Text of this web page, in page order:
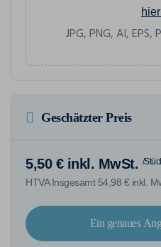
JPG, PNG, AI, EPS,
Geschätzter Preis
5,50 € inkl. MwSt. /
HTVA Insgesamt 54,98 € inkl.
Ein genaues